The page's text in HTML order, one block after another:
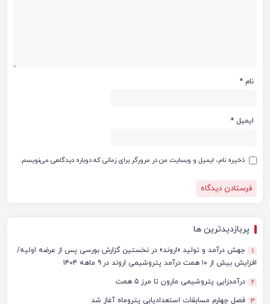
نام *
ایمیل *
ذخیره نام، ایمیل و وبسایت من در مرورگر برای زمانی که دوباره دیدگاهی می‌نویسم.
پربازدیدترین ها
1
جهش درآمد و تولید «اروند» در نخستین گزارش بورسی پس از عرضه اولیه/
افزایش بیش از ۱۰ همت درآمد پتروشیمی اروند در ۹ ماهه ۱۴۰۴
2 درآمدزایی پتروشیمی مارون تا مرز ۵ همت
3 فصل چهارم مسابقات استعدادیابی پتروماه آغاز شد